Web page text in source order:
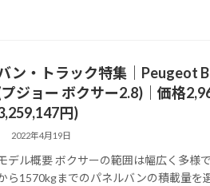
ン・トラック特集｜Peugeot
ジョー ボクサー2.8)｜価格
円)
2022年4月19日
デル概要 ボクサーの範囲は幅広く多様
ら1570kgまでのパネルバンの積載量を